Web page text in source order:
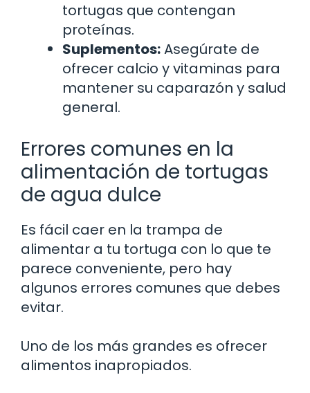
tortugas que contengan
proteínas.
Suplementos:Asegúrate de
ofrecer calcio y vitaminas para
mantener su caparazón y salud
general.
Errores comunes en la
alimentación de tortugas
de agua dulce
Es fácil caer en la trampa de
alimentar a tu tortuga con lo que te
parece conveniente, pero hay
algunos errores comunes que debes
evitar.
Uno de los más grandes es ofrecer
alimentos inapropiados.